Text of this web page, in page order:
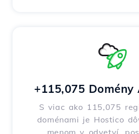
+115,075
S viac ako 115,075
doménami je Hostico